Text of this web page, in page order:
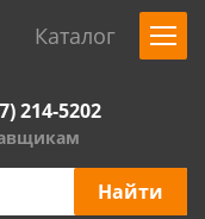
Каталог
214-5202